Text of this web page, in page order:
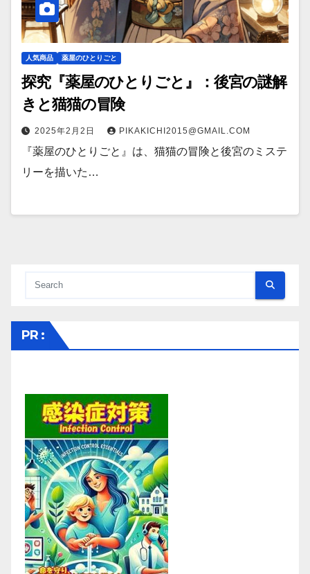
人気商品 薬屋のひとりごと
探究『薬屋のひとりごと』：後宮の謎解
きと猫猫の冒険
2025年2月2日 PIKAKICHI2015@GMAIL.COM
『薬屋のひとりごと』は、猫猫の冒険と後宮のミステ
リーを描いた…
PR :